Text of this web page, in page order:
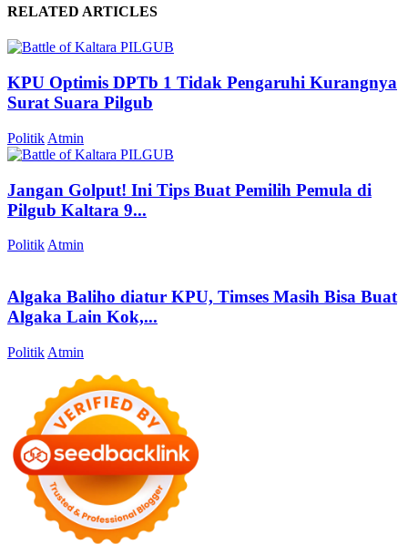
RELATED ARTICLES
KPU Optimis DPTb 1 Tidak Pengaruhi Kurangnya
Surat Suara Pilgub
Politik Atmin
Jangan Golput! Ini Tips Buat Pemilih Pemula di
Pilgub Kaltara 9...
Politik Atmin
Algaka Baliho diatur KPU, Timses Masih Bisa Buat
Algaka Lain Kok,...
Politik Atmin